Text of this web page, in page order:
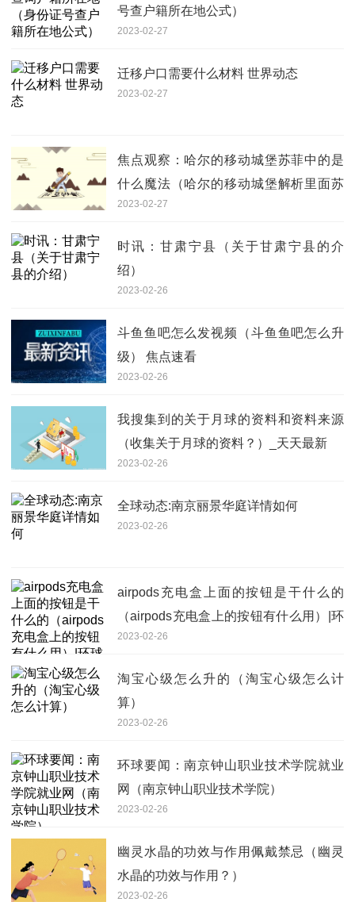
号查户籍所在地公式）
2023-02-27
迁移户口需要什么材料 世界动态
2023-02-27
焦点观察：哈尔的移动城堡苏菲中的是
什么魔法（哈尔的移动城堡解析里面苏
菲中了什么魔法）
2023-02-27
时讯：甘肃宁县（关于甘肃宁县的介
绍）
2023-02-26
斗鱼鱼吧怎么发视频（斗鱼鱼吧怎么升
级） 焦点速看
2023-02-26
我搜集到的关于月球的资料和资料来源
（收集关于月球的资料？）_天天最新
2023-02-26
全球动态:南京丽景华庭详情如何
2023-02-26
airpods充电盒上面的按钮是干什么的
（airpods充电盒上的按钮有什么用）|环
球新消息
2023-02-26
淘宝心级怎么升的（淘宝心级怎么计
算）
2023-02-26
环球要闻：南京钟山职业技术学院就业
网（南京钟山职业技术学院）
2023-02-26
幽灵水晶的功效与作用佩戴禁忌（幽灵
水晶的功效与作用？）
2023-02-26